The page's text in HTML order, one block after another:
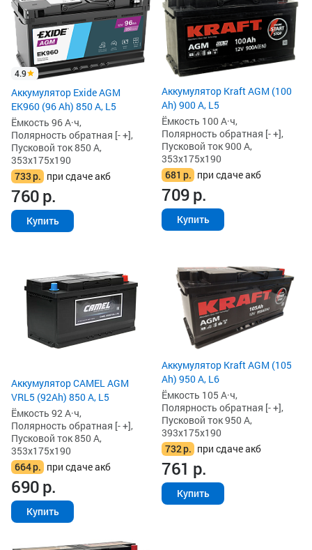
4.9
Аккумулятор Exide AGM
EK960 (96 Ah) 850 А, L5
Ёмкость 96 А·ч,
Полярность обратная [- +],
Пусковой ток 850 А,
353x175x190
733р. при сдаче акб
760р.
Купить
Аккумулятор Kraft AGM (100
Ah) 900 А, L5
Ёмкость 100 А·ч,
Полярность обратная [- +],
Пусковой ток 900 А,
353x175x190
681 р. при сдаче акб
709р.
Купить
Аккумулятор CAMEL AGM
VRL5 (92Ah) 850 А, L5
Ёмкость 92 А·ч,
Полярность обратная [- +],
Пусковой ток 850 А,
353x175x190
664р. при сдаче акб
690р.
Купить
Аккумулятор Kraft AGM (105
Ah) 950 А, L6
Ёмкость 105 А·ч,
Полярность обратная [- +],
Пусковой ток 950 А,
393x175x190
732р. при сдаче акб
761 р.
Купить